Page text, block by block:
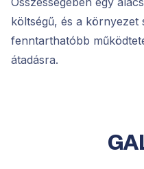
költségű, és a környezet
fenntarthatóbb
átadásra.